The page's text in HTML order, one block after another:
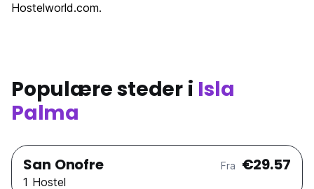
Hostelworld.com.
Populære steder i Isla
Palma
San Onofre Fra €29.57
1 Hostel